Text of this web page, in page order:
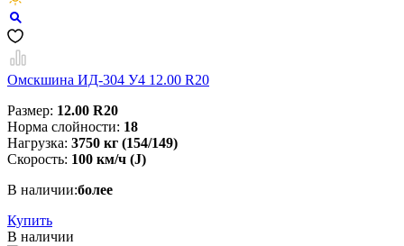
Омскшина ИД-304 У4 12.00 R20
Размер: 12.00 R20
Норма слойности: 18
Нагрузка: 3750 кг (154/149)
Скорость: 100 км/ч (J)
В наличии:более
Купить
В наличии